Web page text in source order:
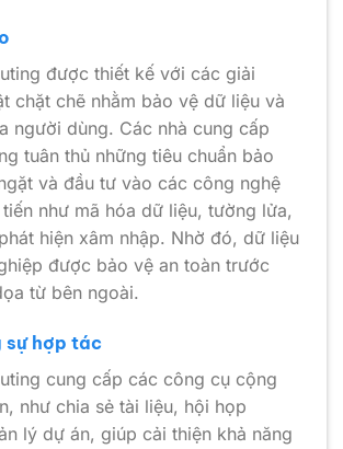
được thiết kế với các giải
chặt chẽ nhằm bảo vệ dữ liệu và
người dùng. Các nhà cung cấp
tuân thủ những tiêu chuẩn bảo
và đầu tư vào các công nghệ
như mã hóa dữ liệu, tường lửa,
hiện xâm nhập. Nhờ đó, dữ liệu
được bảo vệ an toàn trước
từ bên ngoài.
sự hợp tác
cung cấp các công cụ cộng
như chia sẻ tài liệu, hội họp
lý dự án, giúp cải thiện khả năng